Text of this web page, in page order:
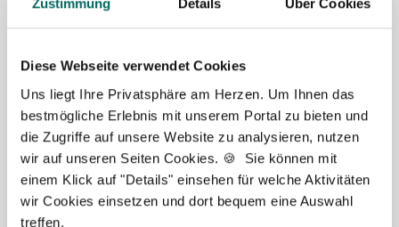
Zustimmung Details Über Cookies
Diese Webseite verwendet Cookies
Uns liegt Ihre Privatsphäre am Herzen. Um Ihnen das
bestmögliche Erlebnis mit unserem Portal zu bieten und
die Zugriffe auf unsere Website zu analysieren, nutzen
wir auf unseren Seiten Cookies. 🍪 Sie können mit
einem Klick auf "Details" einsehen für welche Aktivitäten
wir Cookies einsetzen und dort bequem eine Auswahl
treffen.
Ihre Angaben und Dokumente sind zu jeder Zeit
sicher. Niemand bis auf Sie und Ihre persönlichen
Betreuer haben Zugriff auf Ihre Daten.
Erst nach Ihrer Freigabezu einem konkreten
Stellenangebot leiten wir Ihre Daten an die von Ihnen
gewünschten Apotheken weiter.